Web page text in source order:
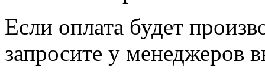
Если оплата будет
запросите у менеджеров